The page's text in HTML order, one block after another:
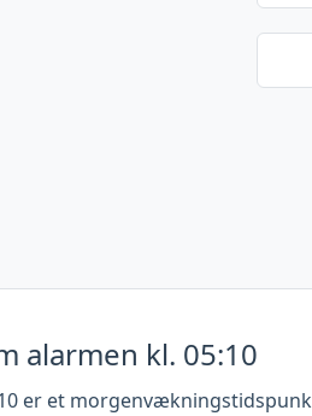
alarmen kl. 05:10
er et